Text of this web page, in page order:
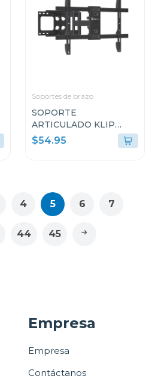
Soportes de brazo
SOPORTE
ARTICULADO KLIP
XTREME PARA
TELEVISOR PLANOS Y
$54.95
4 5 6 7
44 45
Empresa
Empresa
Contáctanos